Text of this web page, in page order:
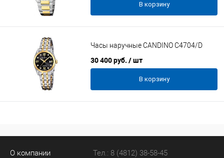
В корзину
Часы наручные CANDINO C4704/D
30 400 руб. / шт
В корзину
О компании Тел.: 8 (4812) 38-58-45